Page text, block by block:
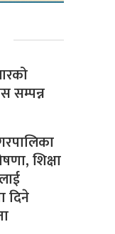
सम्पन्न
शिक्षा
दिने